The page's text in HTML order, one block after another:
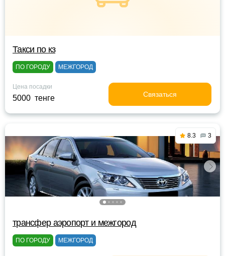
Такси по кз
ПО ГОРОДУ МЕЖГОРОД
Цена посадки
5000 тенге Связаться
8.3 3
трансфер аэропорт и межгород
ПО ГОРОДУ МЕЖГОРОД